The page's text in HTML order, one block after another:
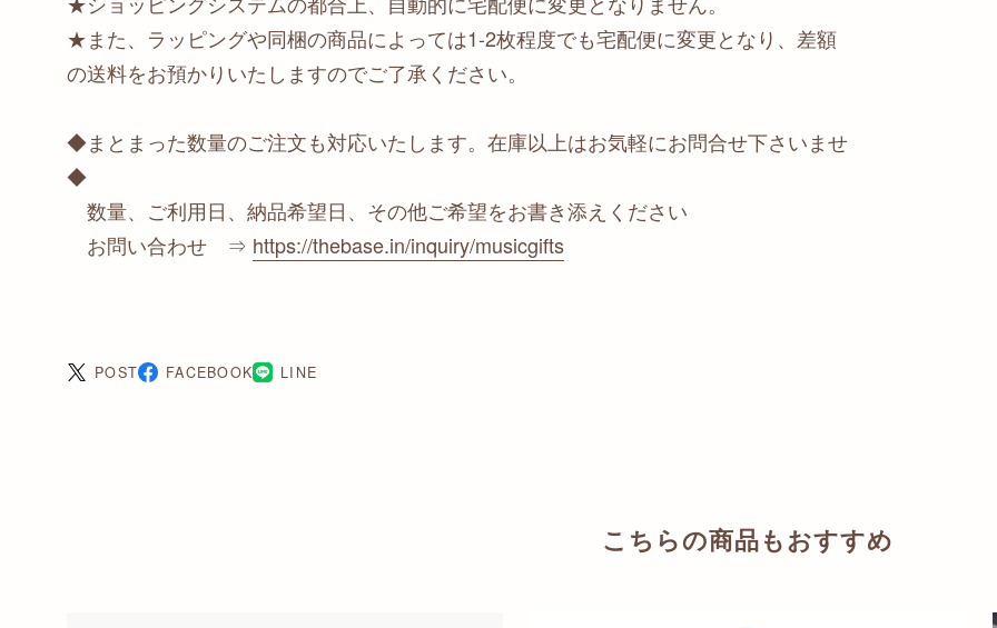
★また、ラッピングや同梱の商品によっては1-2枚程度でも宅配便に変更となり、差額
の送料をお預かりいたしますのでご了承ください。
◆まとまった数量のご注文も対応いたします。在庫以上はお気軽にお問合せ下さいませ
◆
数量、ご利用日、納品希望日、その他ご希望をお書き添えください
お問い合わせ ⇒ https://thebase.in/inquiry/musicgifts
POST FACEBOOK LINE
こちらの商品もおすすめ